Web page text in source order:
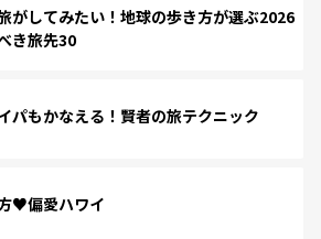
がしてみたい！地球の歩き方が選ぶ2026
き旅先30
パもかなえる！賢者の旅テクニック
♥偏愛ハワイ